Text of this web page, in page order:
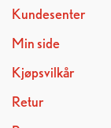
Kundesenter
Min side
Kjøpsvilkår
Retur